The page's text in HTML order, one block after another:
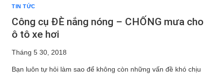
TIN TỨC
Công cụ ĐÈ nắng nóng – CHỐNG mưa cho
ô tô xe hơi
Tháng 5 30, 2018
Bạn luôn tự hỏi làm sao để không còn những vấn đề khó chịu